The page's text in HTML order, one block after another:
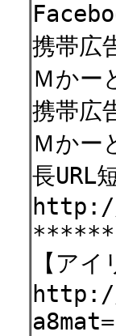
携帯広
Ｍか
携帯広
Ｍか
長URL
【ア